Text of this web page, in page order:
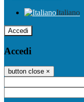
Italiano
Accedi
Accedi
button close ×